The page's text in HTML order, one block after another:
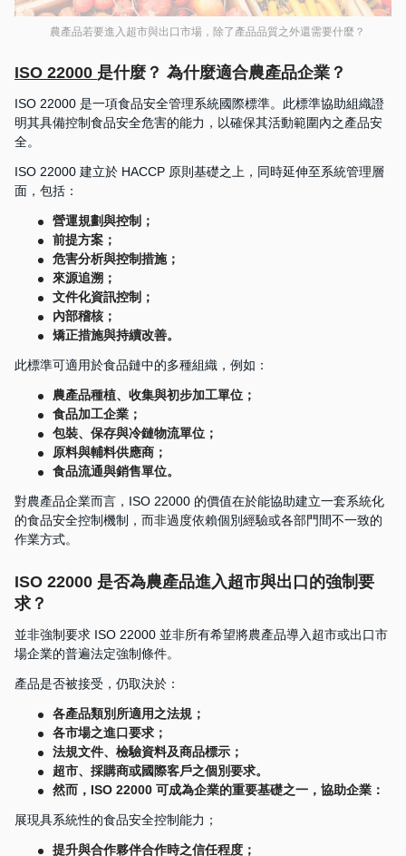
農產品若要進入超市與出口市場，除了產品品質之外還需要什麼？
ISO 22000 是什麼？ 為什麼適合農產品企業？
ISO 22000 是一項食品安全管理系統國際標準。此標準協助組織證
明其具備控制食品安全危害的能力，以確保其活動範圍內之產品安
全。
ISO 22000 建立於 HACCP 原則基礎之上，同時延伸至系統管理層
面，包括：
營運規劃與控制；
前提方案；
危害分析與控制措施；
來源追溯；
文件化資訊控制；
內部稽核；
矯正措施與持續改善。
此標準可適用於食品鏈中的多種組織，例如：
農產品種植、收集與初步加工單位；
食品加工企業；
包裝、保存與冷鏈物流單位；
原料與輔料供應商；
食品流通與銷售單位。
對農產品企業而言，ISO 22000 的價值在於能協助建立一套系統化
的食品安全控制機制，而非過度依賴個別經驗或各部門間不一致的
作業方式。
ISO 22000 是否為農產品進入超市與出口的強制要
求？
並非強制要求 ISO 22000 並非所有希望將農產品導入超市或出口市
場企業的普遍法定強制條件。
產品是否被接受，仍取決於：
各產品類別所適用之法規；
各市場之進口要求；
法規文件、檢驗資料及商品標示；
超市、採購商或國際客戶之個別要求。
然而，ISO 22000 可成為企業的重要基礎之一，協助企業：
展現具系統性的食品安全控制能力；
提升與合作夥伴合作時之信任程度；